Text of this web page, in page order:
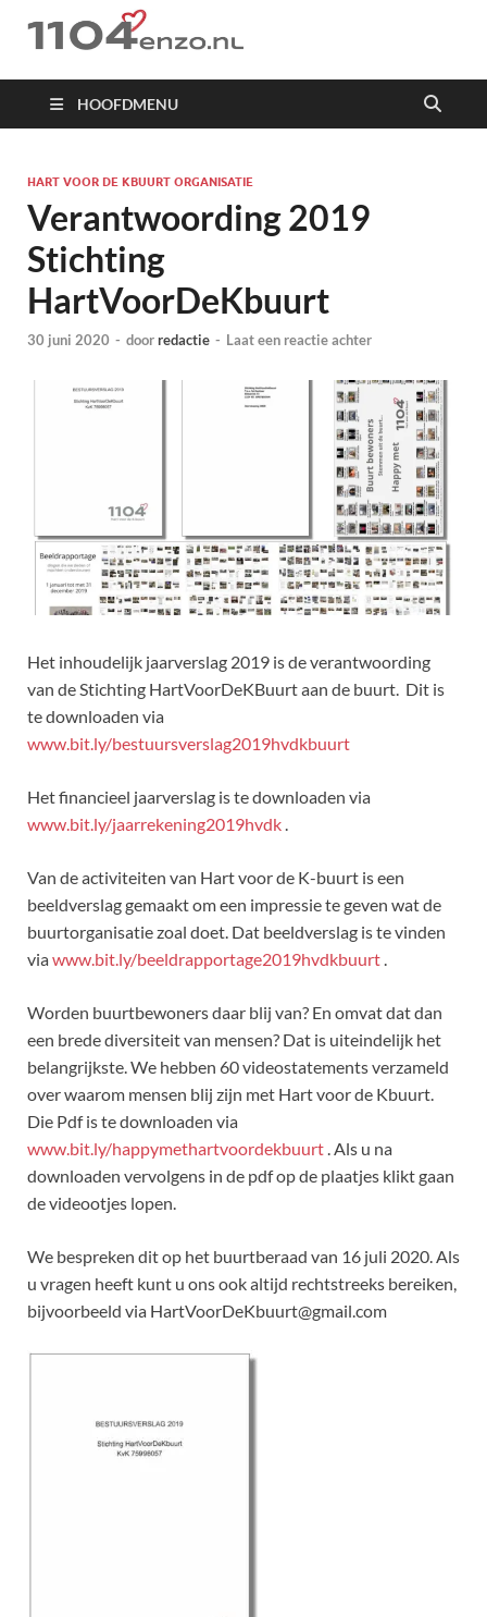
1104 en zo
HOOFDMENU
HART VOOR DE KBUURT ORGANISATIE
Verantwoording 2019
Stichting
HartVoorDeKbuurt
30 juni 2020 - doorredactie - Laat een reactie achter
Het inhoudelijk jaarverslag 2019 is de verantwoording
van de Stichting HartVoorDeKBuurt aan de buurt. Dit is
te downloaden via
www.bit.ly/bestuursverslag2019hvdkbuurt
Het financieel jaarverslag is te downloaden via
www.bit.ly/jaarrekening2019hvdk.
Van de activiteiten van Hart voor de K-buurt is een
beeldverslag gemaakt om een impressie te geven wat de
buurtorganisatie zoal doet. Dat beeldverslag is te vinden
viawww.bit.ly/beeldrapportage2019hvdkbuurt.
Worden buurtbewoners daar blij van? En omvat dat dan
een brede diversiteit van mensen? Dat is uiteindelijk het
belangrijkste. We hebben 60 videostatements verzameld
over waarom mensen blij zijn met Hart voor de Kbuurt.
Die Pdf is te downloaden via
www.bit.ly/happymethartvoordekbuurt. Als u na
downloaden vervolgens in de pdf op de plaatjes klikt gaan
de videootjes lopen.
We bespreken dit op het buurtberaad van 16 juli 2020. Als
u vragen heeft kunt u ons ook altijd rechtstreeks bereiken,
bijvoorbeeld via HartVoorDeKbuurt@gmail.com